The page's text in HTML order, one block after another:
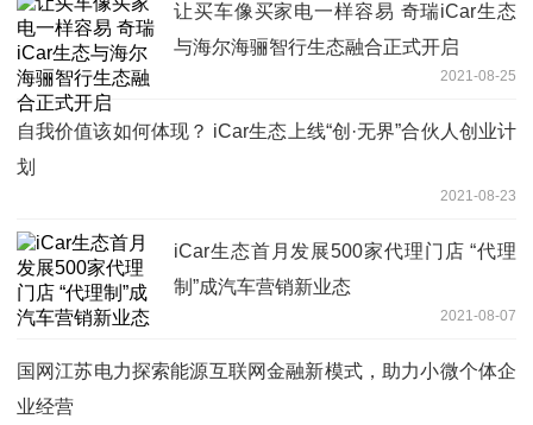
让买车像买家电一样容易 奇瑞iCar生态
与海尔海骊智行生态融合正式开启
2021-08-25
自我价值该如何体现？ iCar生态上线“创·无界”合伙人创业计
划
2021-08-23
iCar生态首月发展500家代理门店 “代理
制”成汽车营销新业态
2021-08-07
国网江苏电力探索能源互联网金融新模式，助力小微个体企
业经营